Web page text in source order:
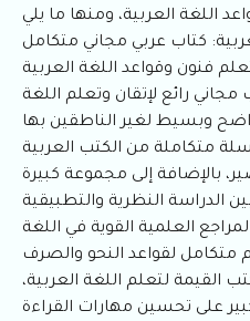
كتاب عربي مجاني متكامل
رائع لإتقان وتعلم اللغة
متكاملة من الكتب العربية
بالإضافة إلى مجموعة كبيرة
العلمية القوية في اللغة
القيمة لتعلم اللغة العربية،
على تحسين مهارات القراءة